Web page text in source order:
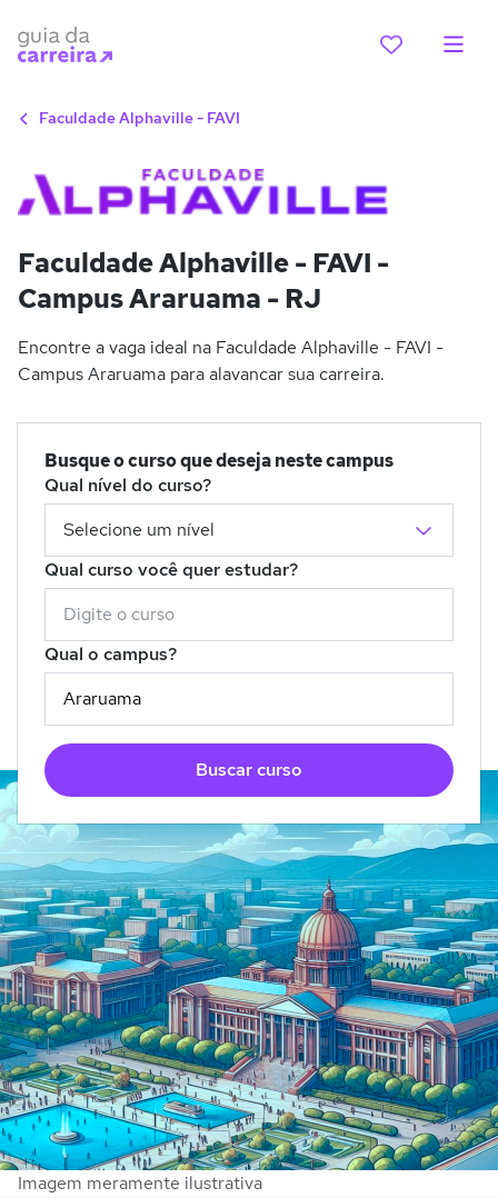
Faculdade Alphaville - FAVI
Faculdade Alphaville - FAVI -
Campus Araruama - RJ
Encontre a vaga ideal na Faculdade Alphaville - FAVI -
Campus Araruama para alavancar sua carreira.
Busque o curso que deseja neste campus
Qual nível do curso?
Qual curso você quer estudar?
Qual o campus?
Buscar curso
Imagem meramente ilustrativa